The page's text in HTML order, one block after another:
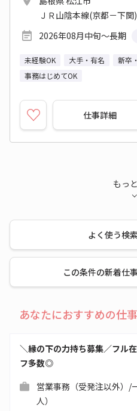
ＪＲ山陰本線(京都－下関
2026年08月中旬～長期
未経験OK 大手・有名 新卒
事務はじめてOK
仕事詳細
もっ
よく使う検
この条件の新着仕
あなたにおすすめの仕事
＼縁の下の力持ち募集／フル
フ多数◎
営業事務（受発注以外）/
人）